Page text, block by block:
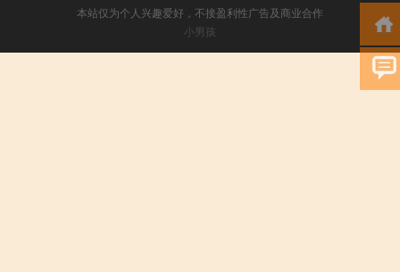
本站仅为个人兴趣爱好，不接盈利性广告及商业合作
小男孩